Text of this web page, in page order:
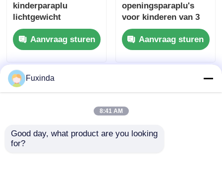
kinderparaplu
lichtgewicht
automatische open
parapluAanvraag sturen
openingsparaplu's
voor kinderen van 3
tot 10 jaar
Aanvraag sturen
Fuxinda
8:41 AM
Good day, what product are you looking
for?